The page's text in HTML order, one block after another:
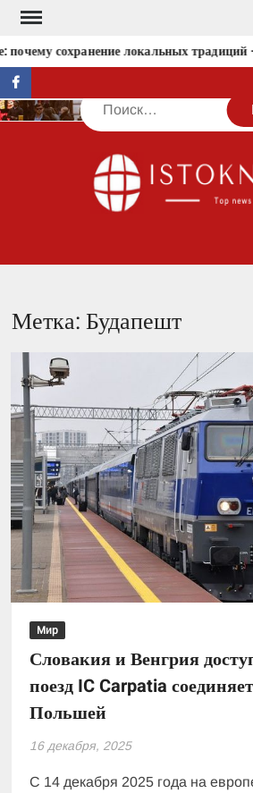
Перейти
содержимомусохранение локальных традиций
facebook
Поиск
Метка:Будапешт
Мир
Словакия и Венгрия
поезд IC Carpatia
Польшей
16 декабря, 2025
С 14 декабря 2025 года на